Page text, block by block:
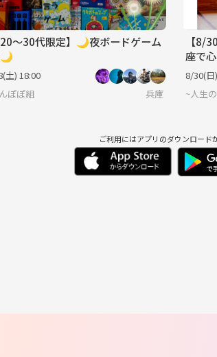
20〜30代限定】🌙夜ボードゲーム
土) 18:00
ぽぽ組
兵庫
【8/
座で
8/30(日
ご利用にはアプリのダウンロード